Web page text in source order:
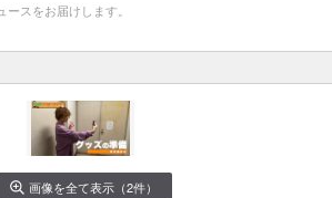
ースをお届けします。
画像を全て表示（2件）